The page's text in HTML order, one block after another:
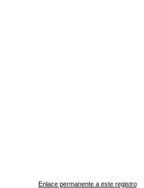
Enlace permanente a este registro